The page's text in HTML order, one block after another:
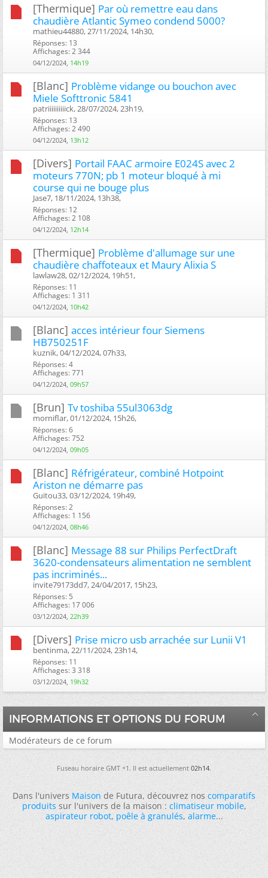
[Thermique] Par où remettre eau dans
chaudière Atlantic Symeo condend 5000?
mathieu44880, 27/11/2024, 14h30, ‎
Réponses: 13
Affichages: 2 344
04/12/2024, 14h19
[Blanc] Problème vidange ou bouchon avec
Miele Softtronic 5841
patriiiiiiiiiick, 28/07/2024, 23h19, ‎
Réponses: 13
Affichages: 2 490
04/12/2024, 13h12
[Divers] Portail FAAC armoire E024S avec 2
moteurs 770N; pb 1 moteur bloqué à mi
course qui ne bouge plus
Jase7, 18/11/2024, 13h38, ‎
Réponses: 12
Affichages: 2 108
04/12/2024, 12h14
[Thermique] Problème d'allumage sur une
chaudière chaffoteaux et Maury Alixia S
lawlaw28, 02/12/2024, 19h51, ‎
Réponses: 11
Affichages: 1 311
04/12/2024, 10h42
[Blanc] acces intérieur four Siemens
HB750251F
kuznik, 04/12/2024, 07h33, ‎
Réponses: 4
Affichages: 771
04/12/2024, 09h57
[Brun] Tv toshiba 55ul3063dg
morniflar, 01/12/2024, 15h26, ‎
Réponses: 6
Affichages: 752
04/12/2024, 09h05
[Blanc] Réfrigérateur, combiné Hotpoint
Ariston ne démarre pas
Guitou33, 03/12/2024, 19h49, ‎
Réponses: 2
Affichages: 1 156
04/12/2024, 08h46
[Blanc] Message 88 sur Philips PerfectDraft
3620-condensateurs alimentation ne semblent
pas incriminés...
invite79173dd7, 24/04/2017, 15h23, ‎
Réponses: 5
Affichages: 17 006
03/12/2024, 22h39
[Divers] Prise micro usb arrachée sur Lunii V1
bentinma, 22/11/2024, 23h14, ‎
Réponses: 11
Affichages: 3 318
03/12/2024, 19h32
INFORMATIONS ET OPTIONS DU FORUM
Modérateurs de ce forum
Fuseau horaire GMT +1. Il est actuellement02h14.
Dans l'universMaisonde Futura, découvrez noscomparatifs
produitssur l'univers de la maison :climatiseur mobile,
aspirateur robot,poêle à granulés,alarme...